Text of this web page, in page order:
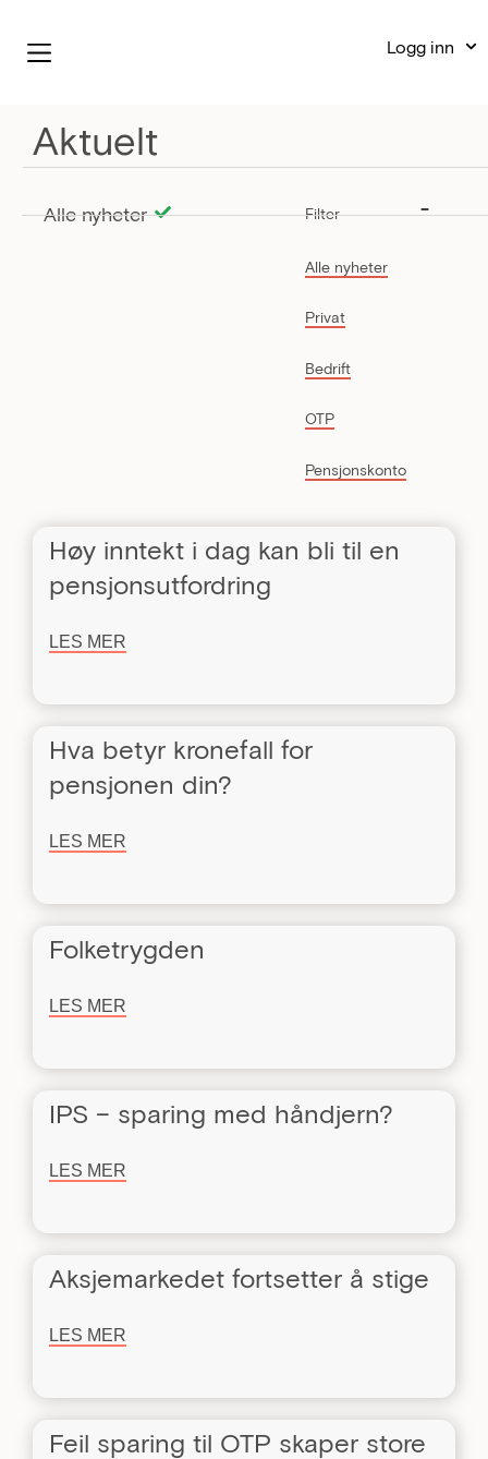
Logg inn
Aktuelt
Alle nyheter Filter
Alle nyheter
Privat
Bedrift
OTP
Pensjonskonto
Høy inntekt i dag kan bli til en
pensjonsutfordring
LES MER
Hva betyr kronefall for
pensjonen din?
LES MER
Folketrygden
LES MER
IPS – sparing med håndjern?
LES MER
Aksjemarkedet fortsetter å stige
LES MER
Feil sparing til OTP skaper store